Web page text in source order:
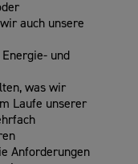
auch unsere
und
was wir
Laufe unserer
Anforderungen